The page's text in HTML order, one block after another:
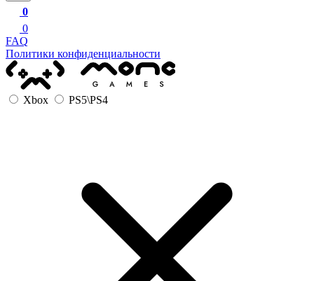
0
0
FAQ
Политики конфиденциальности
Xbox PS5\PS4